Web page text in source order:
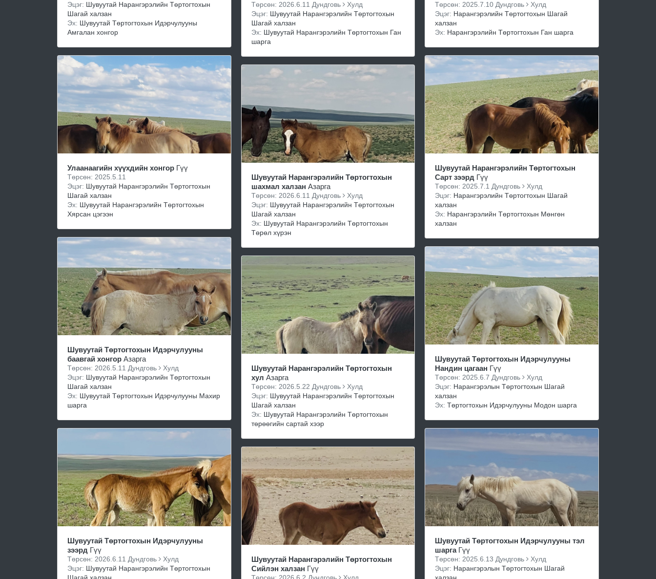
Эцэг: Шувуутай Нарангэрэлийн Төртогтохын
Шагай халзан
Эх: Шувуутай Төртогтохын Идэрчулууны
Амгалан хонгор
Улаанаагийн хүүхдийн хонгор Гүү
Төрсөн: 2025.5.11
Эцэг: Шувуутай Нарангэрэлийн Төртогтохын
Шагай халзан
Эх: Шувуутай Нарангэрэлийн Төртогтохын
Хярсан цэгээн
Шувуутай Төртогтохын Идэрчулууны
баавгай хонгор Азарга
Төрсөн: 2026.5.11 Дундговь
Хулд
Эцэг: Шувуутай Нарангэрэлийн Төртогтохын
Шагай халзан
Эх: Шувуутай Төртогтохын Идэрчулууны Махир
шарга
Шувуутай Төртогтохын Идэрчулууны
зээрд Гүү
Төрсөн: 2026.6.11 Дундговь
Хулд
Эцэг: Шувуутай Нарангэрэлийн Төртогтохын
Төрсөн: 2026.6.11 Дундговь Хулд
Эцэг: Шувуутай Нарангэрэлийн Төртогтохын
Шагай халзан
Эх: Шувуутай Нарангэрэлийн Төртогтохын Ган
шарга
Шувуутай Нарангэрэлийн Төртогтохын
шахмал халзан Азарга
Төрсөн: 2026.6.11 Дундговь Хулд
Эцэг: Шувуутай Нарангэрэлийн Төртогтохын
Шагай халзан
Эх: Шувуутай Нарангэрэлийн Төртогтохын
Төрөл хүрэн
Шувуутай Нарангэрэлийн Төртогтохын
хул Азарга
Төрсөн: 2026.5.22 Дундговь Хулд
Эцэг: Шувуутай Нарангэрэлийн Төртогтохын
Шагай халзан
Эх: Шувуутай Нарангэрэлийн Төртогтохын
төрөөгийн сартай хээр
Шувуутай Нарангэрэлийн Төртогтохын
Сийлэн халзан Гүү
Төрсөн: 2025.7.10 Дундговь
Хулд
Эцэг: Нарангэрэлийн Төртогтохын Шагай
халзан
Эх: Нарангэрэлийн Төртогтохын Ган шарга
Шувуутай Нарангэрэлийн Төртогтохын
Сарт зээрд Гүү
Төрсөн: 2025.7.1 Дундговь
Хулд
Эцэг: Нарангэрэлийн Төртогтохын Шагай
халзан
Эх: Нарангэрэлийн Төртогтохын Мөнгөн
халзан
Шувуутай Төртогтохын Идэрчулууны
Нандин цагаан Гүү
Төрсөн: 2025.6.7 Дундговь
Хулд
Эцэг: Нарангэрэлын Төртогтохын Шагай
халзан
Эх:
Төртогтохын Идэрчулууны Модон шарга
Шувуутай Төртогтохын Идэрчулууны тэл
шаргаГүү
Төрсөн: 2025.6.13 Дундговь
Хулд
Эцэг: Нарангэрэлын Төртогтохын Шагай